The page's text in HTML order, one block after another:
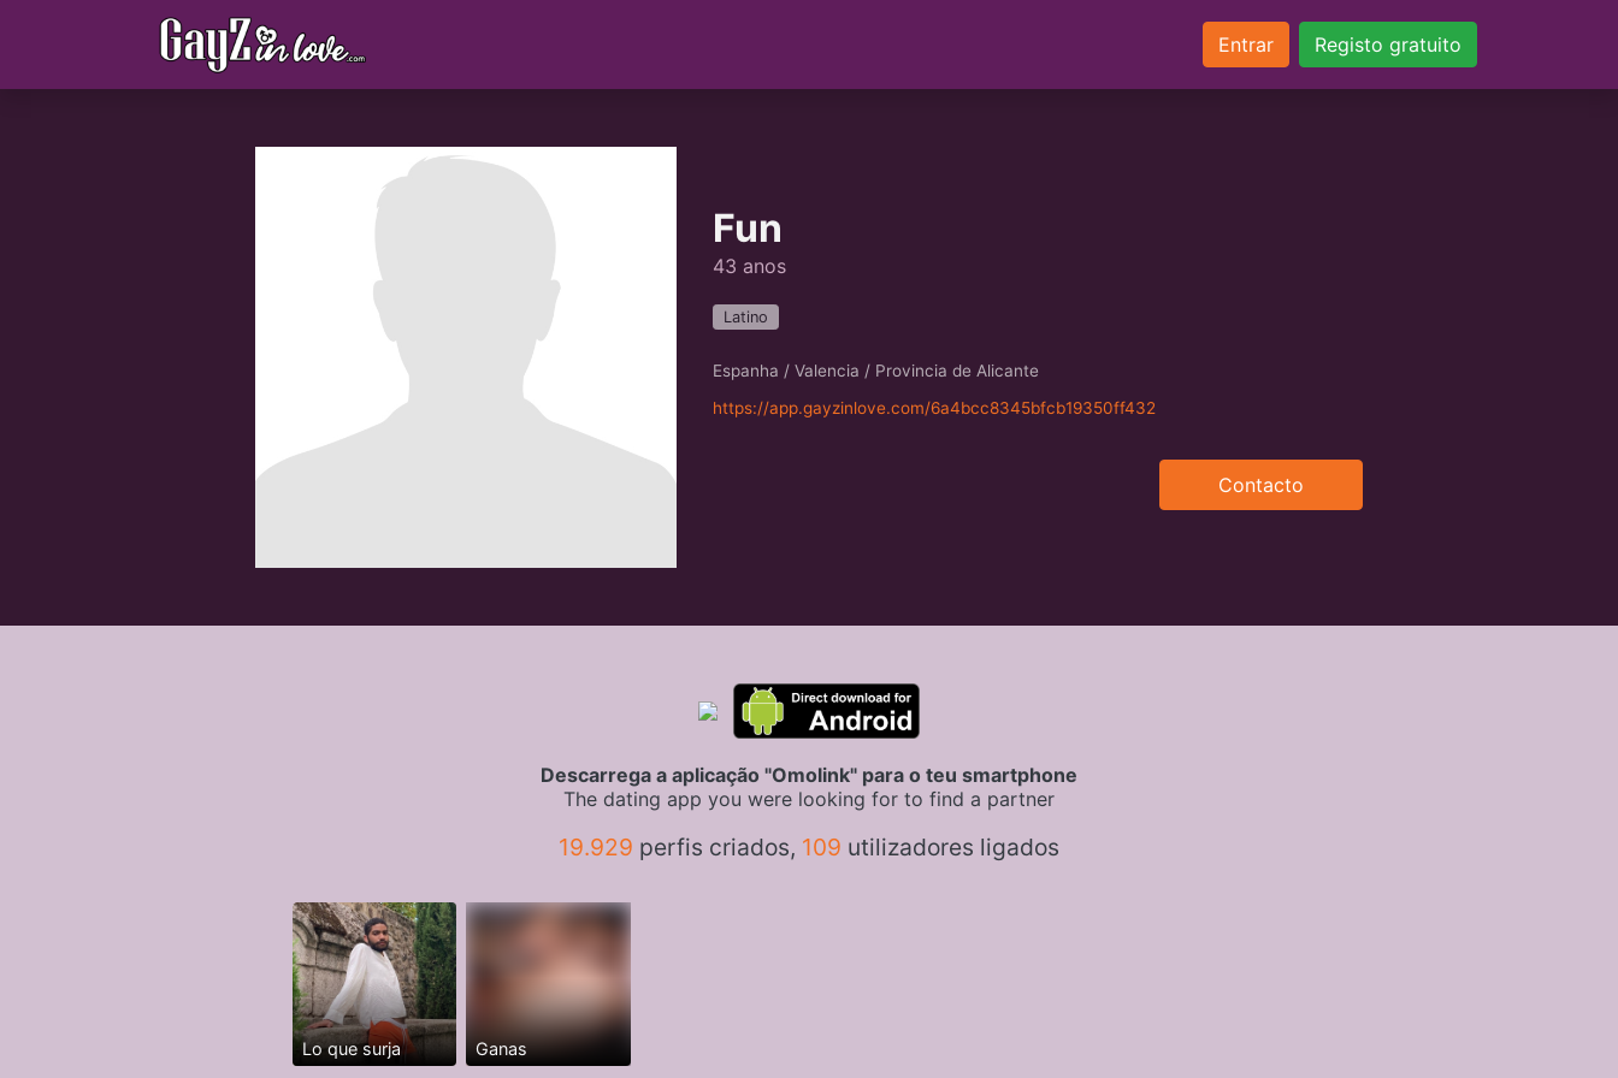
Entrar Registo gratuito
Fun
43 anos
Latino
Espanha / Valencia / Provincia de Alicante
https://app.gayzinlove.com/6a4bcc8345bfcb19350ff432
Contacto
Descarrega a aplicação "Omolink" para o teu smartphone
The dating app you were looking for to find a partner
19.929 perfis criados, 109 utilizadores ligados
Lo que surja Ganas